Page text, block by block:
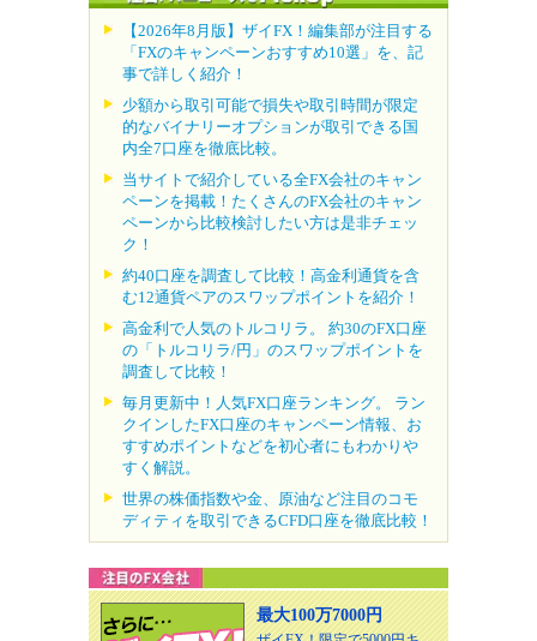
【2026年8月版】ザイFX！編集部が注目する
「FXのキャンペーンおすすめ10選」を、記
事で詳しく紹介！
少額から取引可能で損失や取引時間が限定
的なバイナリーオプションが取引できる国
内全7口座を徹底比較。
当サイトで紹介している全FX会社のキャン
ペーンを掲載！たくさんのFX会社のキャン
ペーンから比較検討したい方は是非チェッ
ク！
約40口座を調査して比較！高金利通貨を含
む12通貨ペアのスワップポイントを紹介！
高金利で人気のトルコリラ。 約30のFX口座
の「トルコリラ/円」のスワップポイントを
調査して比較！
毎月更新中！人気FX口座ランキング。 ラン
クインしたFX口座のキャンペーン情報、お
すすめポイントなどを初心者にもわかりや
すく解説。
世界の株価指数や金、原油など注目のコモ
ディティを取引できるCFD口座を徹底比較！
最大100万7000円